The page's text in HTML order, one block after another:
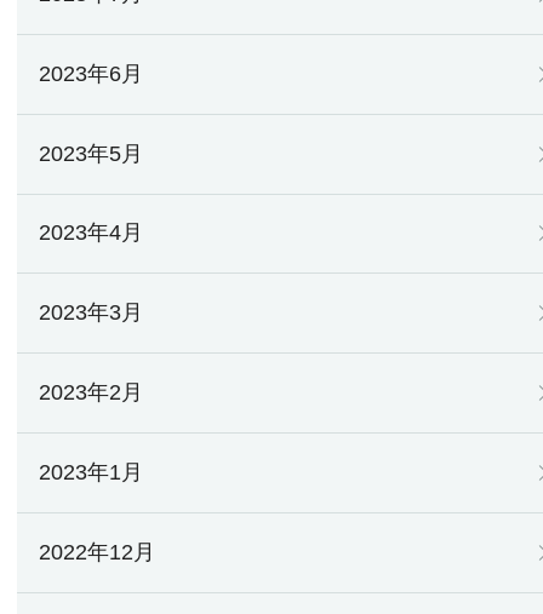
2023年6月
2023年5月
2023年4月
2023年3月
2023年2月
2023年1月
2022年12月